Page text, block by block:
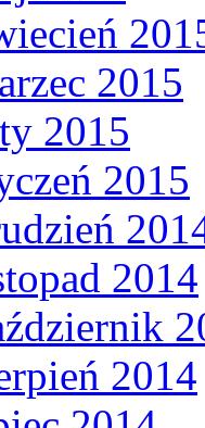
2015
2015
2015
2014
2014